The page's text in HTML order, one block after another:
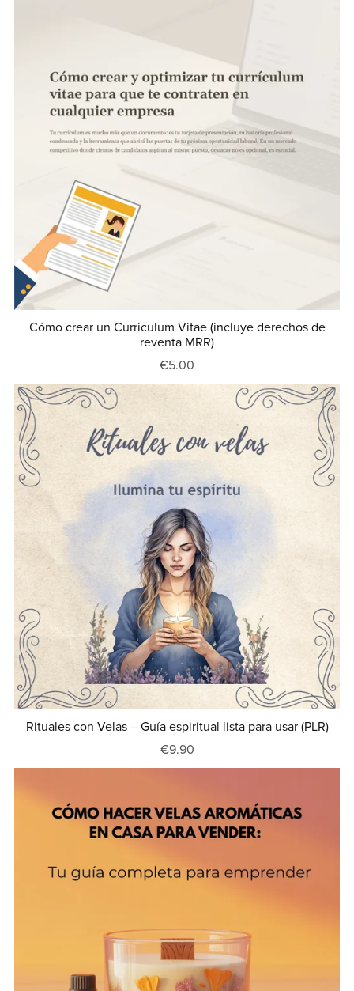
Cómo crear un Curriculum Vitae (incluye derechos de
reventa MRR)
€5.00
Rituales con Velas – Guía espiritual lista para usar (PLR)
€9.90